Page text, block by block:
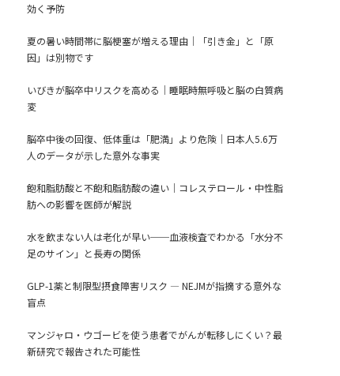
効く予防
夏の暑い時間帯に脳梗塞が増える理由｜「引き金」と「原
因」は別物です
いびきが脳卒中リスクを高める｜睡眠時無呼吸と脳の白質病
変
脳卒中後の回復、低体重は「肥満」より危険｜日本人5.6万
人のデータが示した意外な事実
飽和脂肪酸と不飽和脂肪酸の違い｜コレステロール・中性脂
肪への影響を医師が解説
水を飲まない人は老化が早い──血液検査でわかる「水分不
足のサイン」と長寿の関係
GLP-1薬と制限型摂食障害リスク ― NEJMが指摘する意外な
盲点
マンジャロ・ウゴービを使う患者でがんが転移しにくい？最
新研究で報告された可能性